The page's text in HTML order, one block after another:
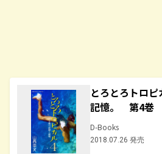
とろとろトロ
記憶。 第4巻
D-Books
2018.07.26 発売